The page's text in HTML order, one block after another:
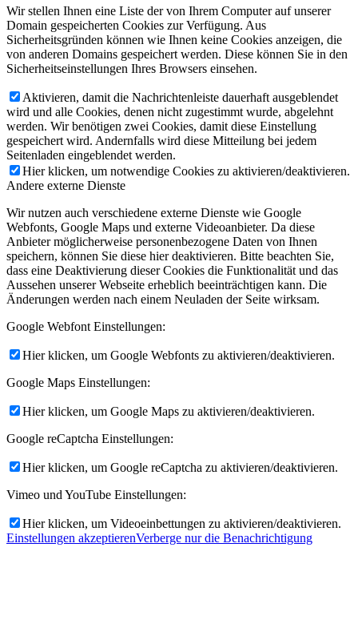
Wir stellen Ihnen eine Liste der von Ihrem Computer auf unserer
Domain gespeicherten Cookies zur Verfügung. Aus
Sicherheitsgründen können wie Ihnen keine Cookies anzeigen, die
von anderen Domains gespeichert werden. Diese können Sie in den
Sicherheitseinstellungen Ihres Browsers einsehen.
Aktivieren, damit die Nachrichtenleiste dauerhaft ausgeblendet
wird und alle Cookies, denen nicht zugestimmt wurde, abgelehnt
werden. Wir benötigen zwei Cookies, damit diese Einstellung
gespeichert wird. Andernfalls wird diese Mitteilung bei jedem
Seitenladen eingeblendet werden.
Hier klicken, um notwendige Cookies zu aktivieren/deaktivieren.
Andere externe Dienste
Wir nutzen auch verschiedene externe Dienste wie Google
Webfonts, Google Maps und externe Videoanbieter. Da diese
Anbieter möglicherweise personenbezogene Daten von Ihnen
speichern, können Sie diese hier deaktivieren. Bitte beachten Sie,
dass eine Deaktivierung dieser Cookies die Funktionalität und das
Aussehen unserer Webseite erheblich beeinträchtigen kann. Die
Änderungen werden nach einem Neuladen der Seite wirksam.
Google Webfont Einstellungen:
Hier klicken, um Google Webfonts zu aktivieren/deaktivieren.
Google Maps Einstellungen:
Hier klicken, um Google Maps zu aktivieren/deaktivieren.
Google reCaptcha Einstellungen:
Hier klicken, um Google reCaptcha zu aktivieren/deaktivieren.
Vimeo und YouTube Einstellungen:
Hier klicken, um Videoeinbettungen zu aktivieren/deaktivieren.
Einstellungen akzeptierenVerberge nur die Benachrichtigung